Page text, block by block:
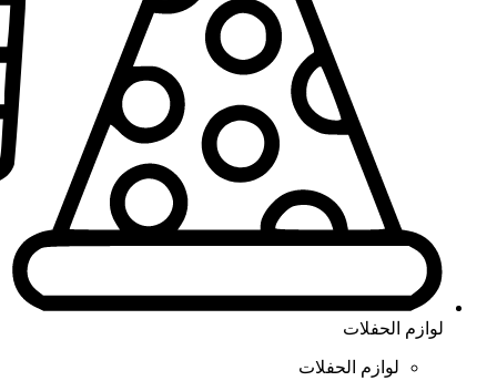
لوازم الحفلات
لوازم الحفلات